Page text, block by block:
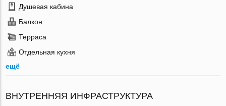
Душевая кабина
Балкон
Терраса
Отдельная кухня
ещё
ВНУТРЕННЯЯ ИНФРАСТРУКТУРА